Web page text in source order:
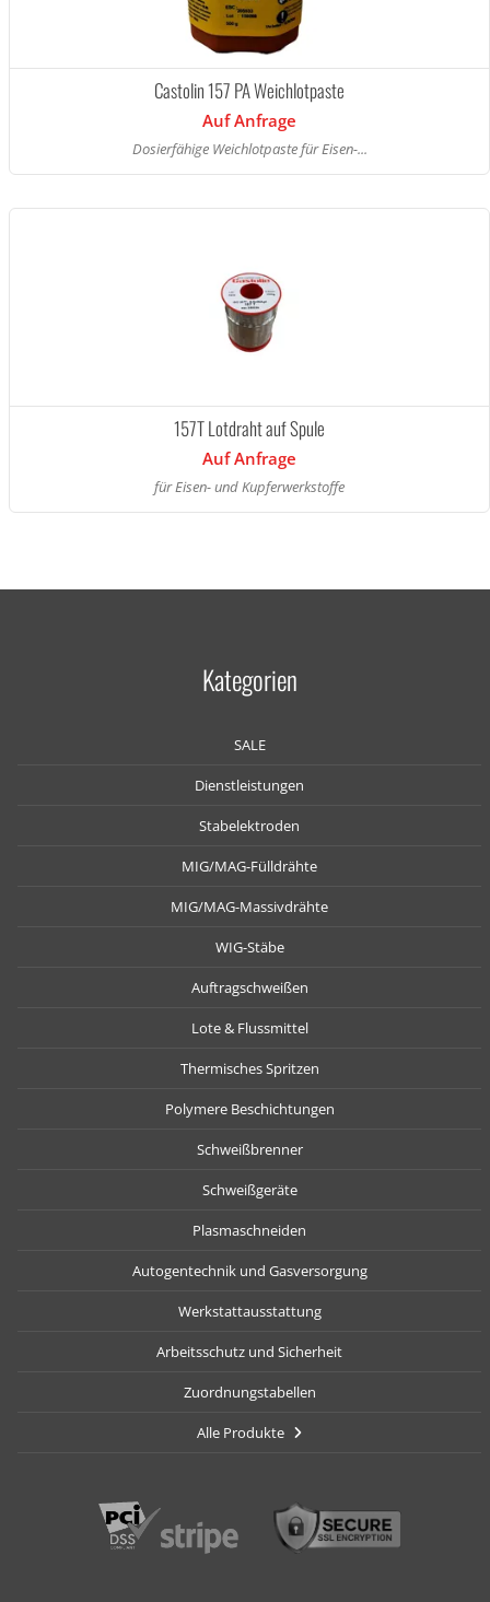
Castolin 157 PA Weichlotpaste
Auf Anfrage
Dosierfähige Weichlotpaste für Eisen-...
157T Lotdraht auf Spule
Auf Anfrage
für Eisen- und Kupferwerkstoffe
Kategorien
SALE
Dienstleistungen
Stabelektroden
MIG/MAG-Fülldrähte
MIG/MAG-Massivdrähte
WIG-Stäbe
Auftragschweißen
Lote & Flussmittel
Thermisches Spritzen
Polymere Beschichtungen
Schweißbrenner
Schweißgeräte
Plasmaschneiden
Autogentechnik und Gasversorgung
Werkstattausstattung
Arbeitsschutz und Sicherheit
Zuordnungstabellen
Alle Produkte